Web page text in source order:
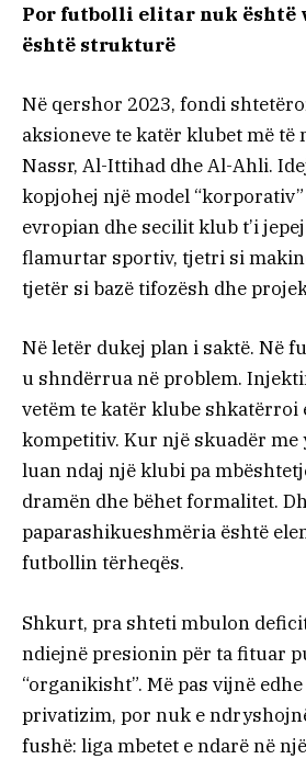
Por futbolli elitar nuk është
është strukturë
Në qershor 2023, fondi
aksioneve te katër klubet më të
Nassr, Al-Ittihad dhe Al-Ahli.
kopjohej një model
evropian dhe secilit klub t’i
flamurtar sportiv, tjetri si
tjetër si bazë tifozësh dhe
Në letër dukej plan i saktë. Në
u shndërrua në problem.
vetëm te katër klube
kompetitiv. Kur një skuadër me
luan ndaj një klubi pa
dramën dhe bëhet formalitet.
paparashikueshmëria është
futbollin tërheqës.
Shkurt, pra shteti mbulon
ndiejnë presionin për ta fituar
“organikisht”. Më pas vijnë
privatizim, por nuk e
fushë: liga mbetet e ndarë në